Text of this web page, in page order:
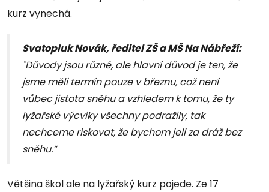
kurz vynechá.
Svatopluk Novák, ředitel ZŠ a MŠ Na Nábřeží:
"Důvody jsou různé, ale hlavní důvod je ten, že
jsme měli termín pouze v březnu, což není
vůbec jistota sněhu a vzhledem k tomu, že ty
lyžařské výcviky všechny podražily, tak
nechceme riskovat, že bychom jeli za dráž bez
sněhu.”
Většina škol ale na lyžařský kurz pojede. Ze 17